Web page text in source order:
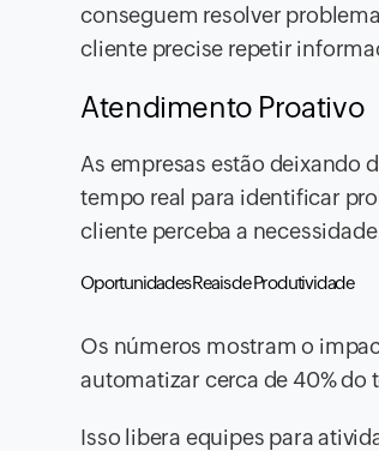
conseguem resolver
cliente precise repetir
Atendimento Proativo
As empresas estão deixando
tempo real para identificar
cliente perceba a
Oportunidades Reais de Produtividade
Os números mostram o
automatizar cerca de 40% do
Isso libera equipes para